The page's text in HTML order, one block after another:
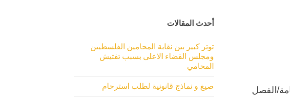
أحكام عامة/الفصل
أحدث المقالات
توتر كبير بين نقابة المحامين الفلسطيين
ومجلس القضاء الاعلى بسبب تفتيش
المحامي
صيغ و نماذج قانونية لطلب استرحام